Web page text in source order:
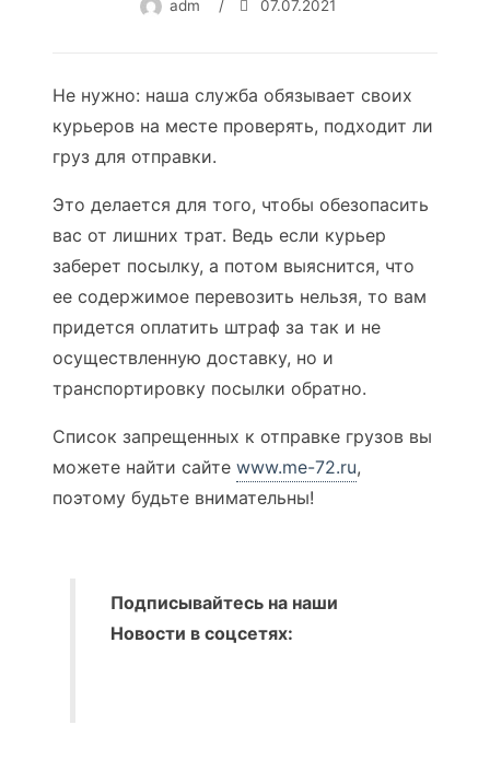
adm / 07.07.2021
Не нужно: наша служба обязывает своих
курьеров на месте проверять, подходит ли
груз для отправки.
Это делается для того, чтобы обезопасить
вас от лишних трат. Ведь если курьер
заберет посылку, а потом выяснится, что
ее содержимое перевозить нельзя, то вам
придется оплатить штраф за так и не
осуществленную доставку, но и
транспортировку посылки обратно.
Список запрещенных к отправке грузов вы
можете найти сайте www.me-72.ru,
поэтому будьте внимательны!
Подписывайтесь на наши
Новости в соцсетях: